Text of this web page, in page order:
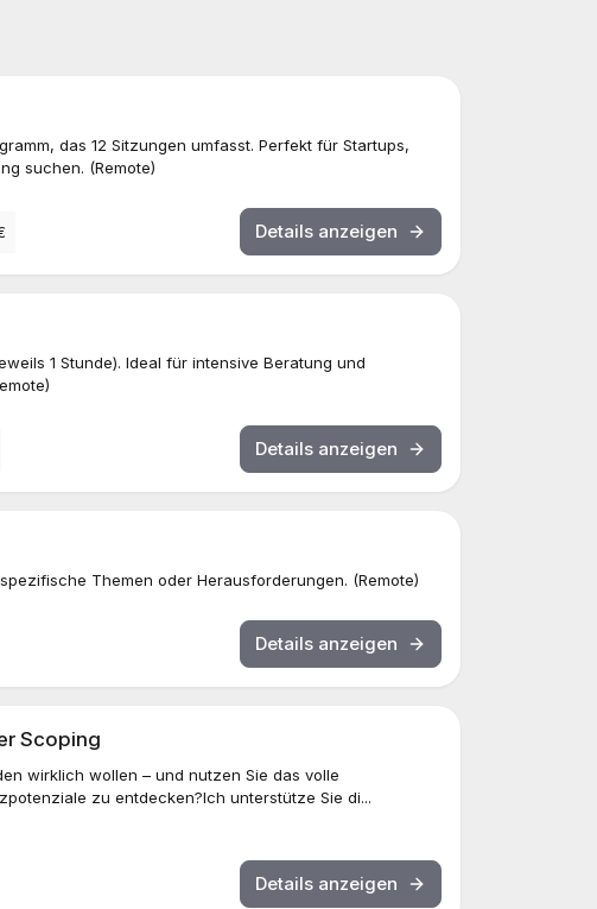
das 12 Sitzungen umfasst. Perfekt für Startups,
suchen. (Remote)
Details anzeigen
1 Stunde). Ideal für intensive Beratung und
Details anzeigen
Themen oder Herausforderungen. (Remote)
Details anzeigen
Scoping
wirklich wollen – und nutzen Sie das volle
zu entdecken?Ich unterstütze Sie di...
Details anzeigen